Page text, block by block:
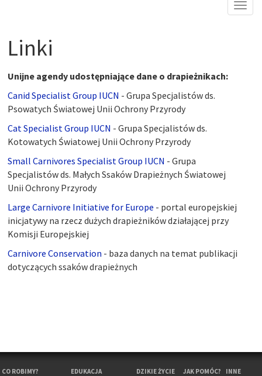
Linki
Unijne agendy udostępniające dane o drapieżnikach:
Canid Specialist Group IUCN - Grupa Specjalistów ds.
Psowatych Światowej Unii Ochrony Przyrody
Cat Specialist Group IUCN - Grupa Specjalistów ds.
Kotowatych Światowej Unii Ochrony Przyrody
Small Carnivores Specialist Group IUCN - Grupa
Specjalistów ds. Małych Ssaków Drapieżnych Światowej
Unii Ochrony Przyrody
Large Carnivore Initiative for Europe - portal europejskiej
inicjatywy na rzecz dużych drapieżników działającej przy
Komisji Europejskiej
Carnivore Conservation - baza danych na temat publikacji
dotyczących ssaków drapieżnych
CO ROBIMY?
EDUKACJA
DZIKIE ŻYCIE
JAK POMÓC?
INNE